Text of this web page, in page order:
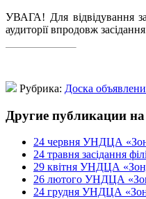
УВАГА! Для відвідування
аудиторії впродовж
Рубрика: Доска
Другие публикации на
24 червня УНДЦА
24 травня засідання
29 квітня УНДЦА
26 лютого УНДЦА
24 грудня УНДЦА